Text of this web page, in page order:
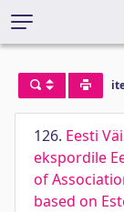
126. Eesti
ekspordile
of
based on